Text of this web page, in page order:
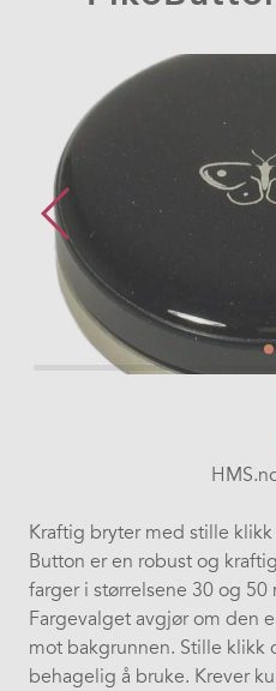
Kraftig bryter med stille
Button er en robust og
farger i størrelsene 30 og 50
Fargevalget avgjør om den
mot bakgrunnen. Stille klikk
behagelig å bruke. Krever